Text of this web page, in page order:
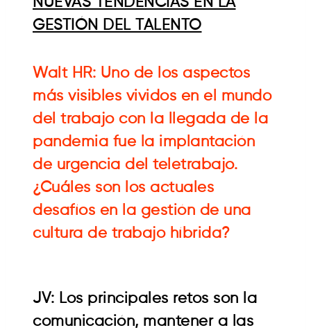
GESTIÓN DEL TALENTO
Walt HR: Uno de los aspectos
más visibles vividos en el mundo
del trabajo con la llegada de la
pandemia fue la implantación
de urgencia del teletrabajo.
¿Cuáles son los actuales
desafíos en la gestión de una
cultura de trabajo híbrida?
JV: Los principales retos son la
comunicación, mantener a las